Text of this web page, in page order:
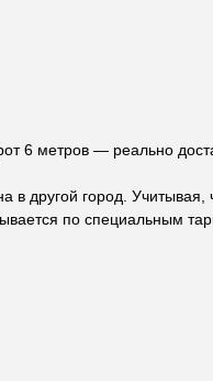
6 метров — реально
в другой город.
по специальным
Получите